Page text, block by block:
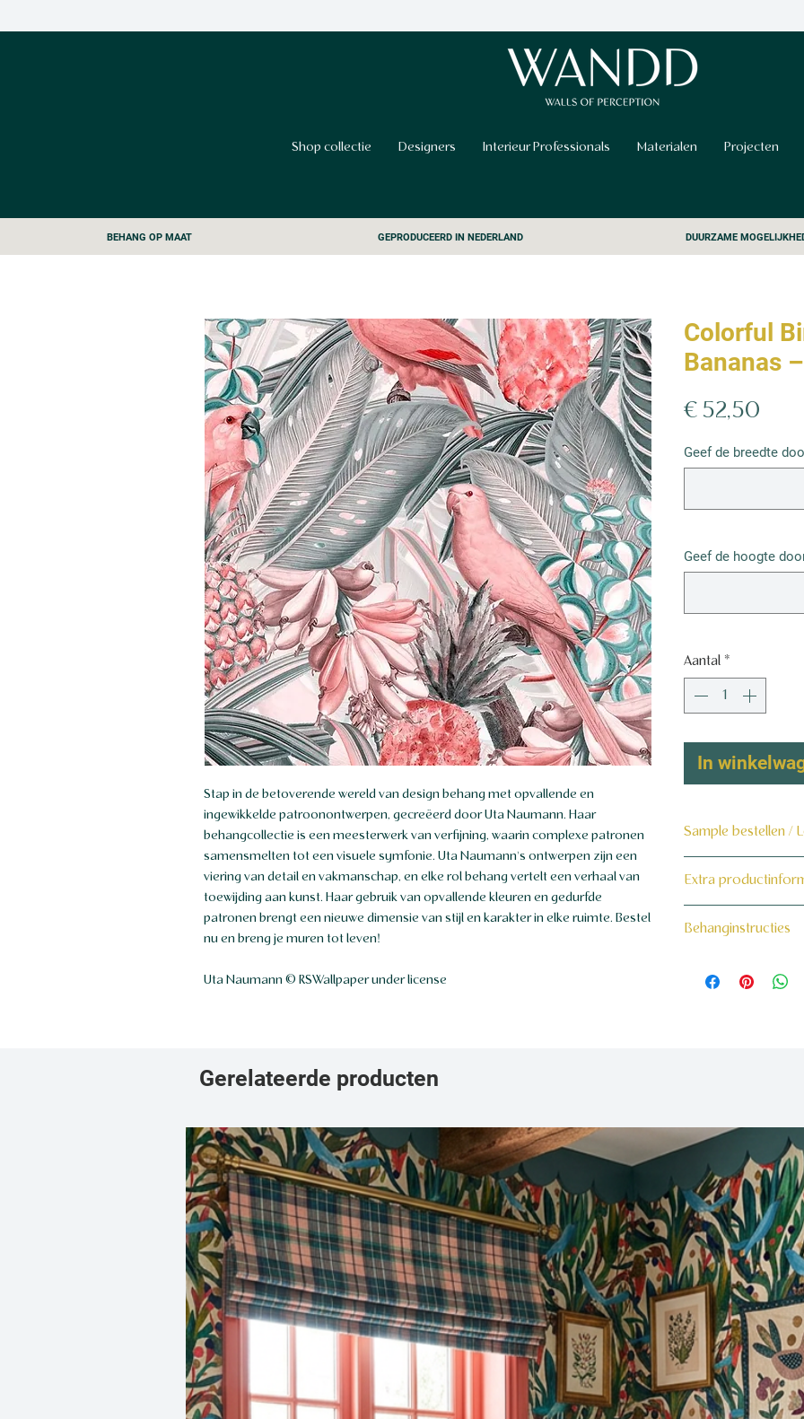
Shop collectie Designers Interieur Professionals Materialen Projecten
BEHANG OP MAAT GEPRODUCEERD IN NEDERLAND DUURZAME
Stap in de betoverende wereld van design behang met opvallende en
ingewikkelde patroonontwerpen, gecreëerd door Uta Naumann. Haar
behangcollectie is een meesterwerk van verfijning, waarin complexe patronen
samensmelten tot een visuele symfonie. Uta Naumann's ontwerpen zijn een
viering van detail en vakmanschap, en elke rol behang vertelt een verhaal van
toewijding aan kunst. Haar gebruik van opvallende kleuren en gedurfde
patronen brengt een nieuwe dimensie van stijl en karakter in elke ruimte. Bestel
nu en breng je muren tot leven!
Uta Naumann © RSWallpaper under license
Colorful
Bananas
€ 52,50
Geef de breedte
Geef de hoogte
Aantal *
In
Sample bestellen /
Dit product wordt
maat voor jou
Extra
Behanginstructies
Gerelateerde producten